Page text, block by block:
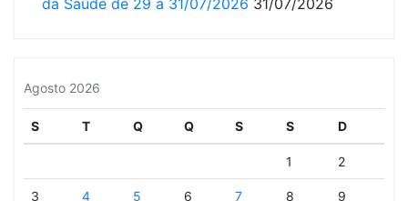
da Saúde de 29 a 31/07/2026 31/07/2026
Agosto 2026
S T Q Q S S D
1 2
3 4 5 6 7 8 9